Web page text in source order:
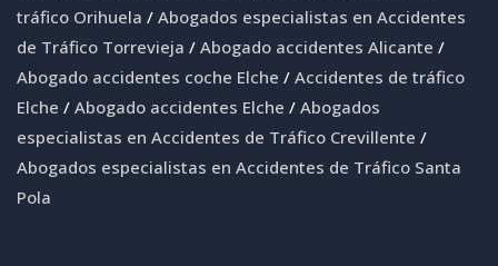
tráfico Orihuela / Abogados especialistas en Accidentes
de Tráfico Torrevieja / Abogado accidentes Alicante /
Abogado accidentes coche Elche / Accidentes de tráfico
Elche / Abogado accidentes Elche / Abogados
especialistas en Accidentes de Tráfico Crevillente /
Abogados especialistas en Accidentes de Tráfico Santa
Pola